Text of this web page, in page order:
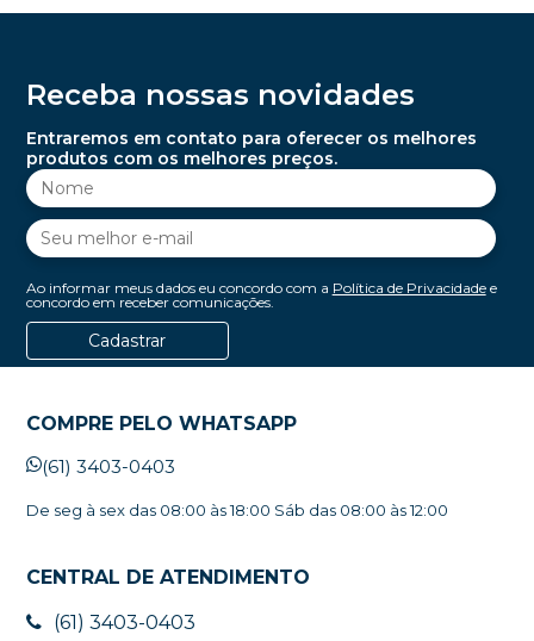
Receba nossas novidades
Entraremos em contato para oferecer os melhores
produtos com os melhores preços.
Ao informar meus dados eu concordo com a Política de Privacidadee
concordo em receber comunicações.
Cadastrar
COMPRE PELO WHATSAPP
(61) 3403-0403
De seg à sex das 08:00 às 18:00 Sáb das 08:00 às 12:00
CENTRAL DE ATENDIMENTO
(61) 3403-0403